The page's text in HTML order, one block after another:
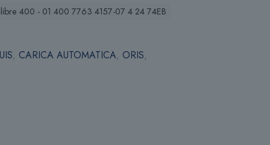
400 - 01 400 7763 4157-07 4 24 74EB
, CARICA AUTOMATICA, ORIS,